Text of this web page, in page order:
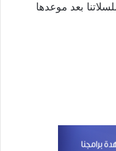
بعد موعدها